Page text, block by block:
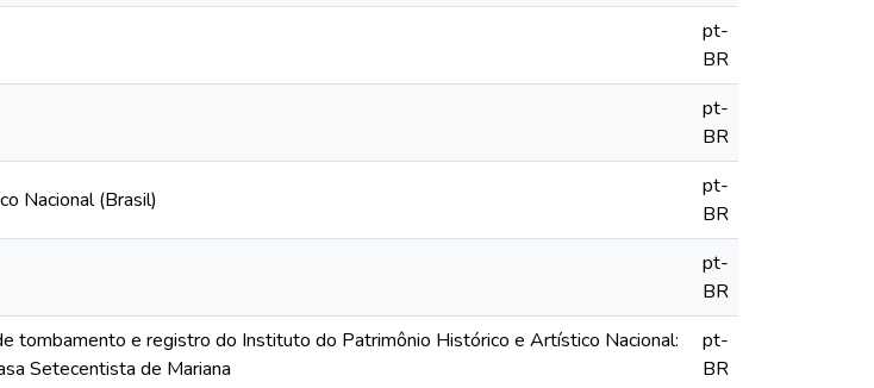
pt-
BR
pt-
BR
Nacional (Brasil)
pt-
BR
pt-
BR
tombamento e registro do Instituto do Patrimônio Histórico e Artístico Nacional:
Setecentista de Mariana
pt-
BR